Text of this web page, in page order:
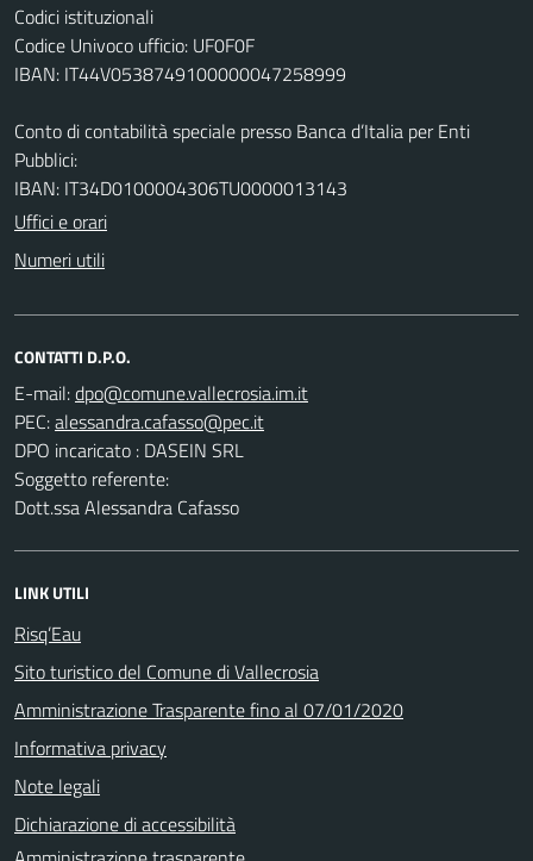
Codici istituzionali
Codice Univoco ufficio: UF0F0F
IBAN: IT44V0538749100000047258999
Conto di contabilità speciale presso Banca d’Italia per Enti
Pubblici:
IBAN: IT34D0100004306TU0000013143
Uffici e orari
Numeri utili
CONTATTI D.P.O.
E-mail:
PEC:
DPO incaricato : DASEIN SRL
Soggetto referente:
Dott.ssa Alessandra Cafasso
LINK UTILI
Risq’Eau
Sito turistico del Comune di Vallecrosia
Amministrazione Trasparente fino al 07/01/2020
Informativa privacy
Note legali
Dichiarazione di accessibilità